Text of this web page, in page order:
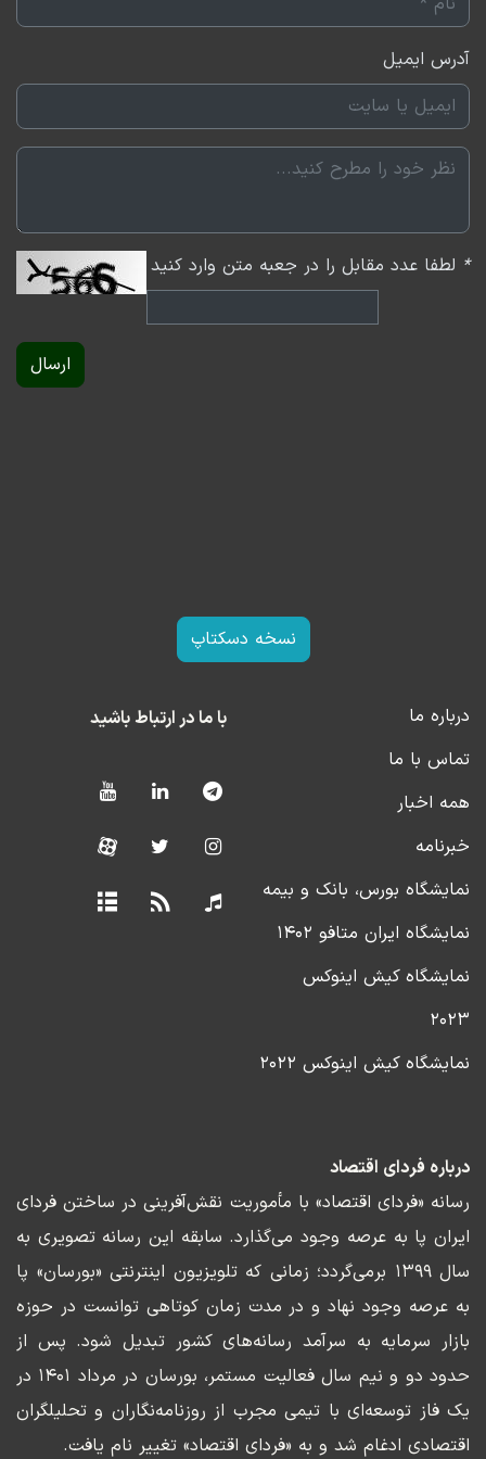
در بخش اول برنامه زنگ پایان امروز میزبان حسین رحیمی،
مولفه‌های تاثیرگذار و چشم انداز آتی آن پرداختیم. در این
برنامه حواشی اخیر عرضه خودرو در بورس کالا و اثرات آن بر
بازار سهام بررسی شد. در ادامه نکاتی در رابطه با ریسک
افزایش نرخ بهره بدون ریسک و آخرین وضعیت کامودیتی‌ها
تهران معرفی شدند.
در بخش دوم برنامه نیز عرفان رحمانی، عضو تحریریه فردای
آدرس ایمیل
* لطفا عدد مقابل را در جعبه متن وارد کنید
ارسال
نسخه دسکتاپ
درباره ما
تماس با ما
همه اخبار
خبرنامه
نمایشگاه بورس، بانک و بیمه
نمایشگاه ایران متافو ۱۴۰۲
نمایشگاه کیش اینوکس
۲۰۲۳
نمایشگاه کیش اینوکس ۲۰۲۲
با ما در ارتباط باشید
درباره فردای اقتصاد
رسانه «فردای اقتصاد» با مأموریت نقش‌آفرینی در ساختن فردای
ایران پا به عرصه وجود می‌گذارد. سابقه این رسانه تصویری به
سال ۱۳۹۹ برمی‌گردد؛ زمانی که تلویزیون اینترنتی «بورسان» پا
به عرصه وجود نهاد و در مدت زمان کوتاهی توانست در حوزه
بازار سرمایه به سرآمد رسانه‌های کشور تبدیل شود. پس از
حدود دو و نیم سال فعالیت مستمر، بورسان در مرداد ۱۴۰۱ در
یک فاز توسعه‌ای با تیمی مجرب از روزنامه‌نگاران و تحلیلگران
اقتصادی ادغام شد و به «فردای اقتصاد» تغییر نام یافت.